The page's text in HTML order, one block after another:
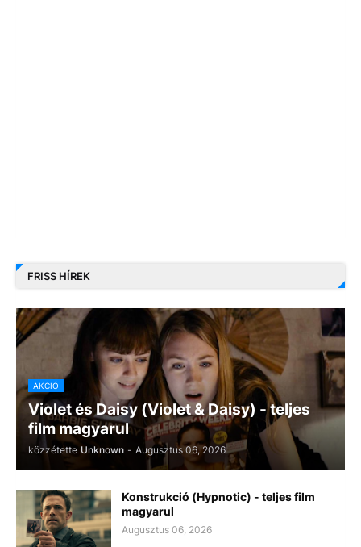
FRISS HÍREK
AKCIÓ
Violet és Daisy (Violet & Daisy) - teljes
film magyarul
közzétette Unknown - Augusztus 06, 2026
Konstrukció (Hypnotic) - teljes film
magyarul
Augusztus 06, 2026